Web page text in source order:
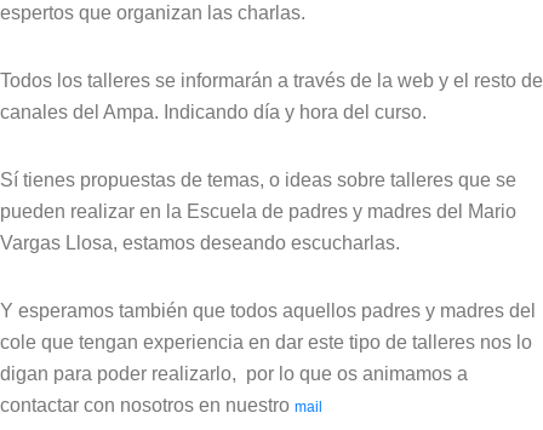
espertos que organizan las charlas.
Todos los talleres se informarán a través de la web y el resto de
canales del Ampa. Indicando día y hora del curso.
Sí tienes propuestas de temas, o ideas sobre talleres que se
pueden realizar en la Escuela de padres y madres del Mario
Vargas Llosa, estamos deseando escucharlas.
Y esperamos también que todos aquellos padres y madres del
cole que tengan experiencia en dar este tipo de talleres nos lo
digan para poder realizarlo, por lo que os animamos a
contactar con nosotros en nuestro mail